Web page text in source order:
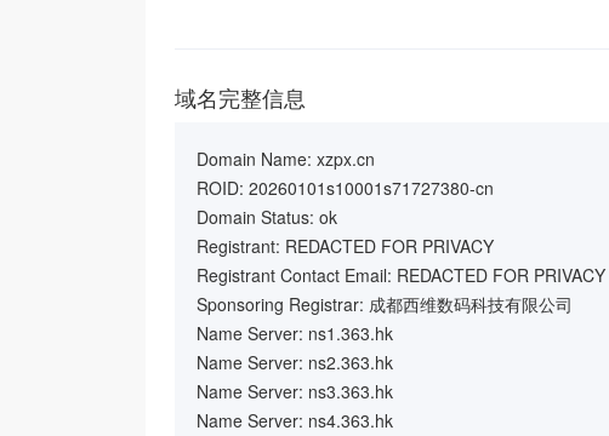
域名完整信息
Domain Name: xzpx.cn
ROID: 20260101s10001s71727380-cn
Domain Status: ok
Registrant: REDACTED FOR PRIVACY
Registrant Contact Email: REDACTED FOR PRIVACY
Sponsoring Registrar: 成都西维数码科技有限公司
Name Server: ns1.363.hk
Name Server: ns2.363.hk
Name Server: ns3.363.hk
Name Server: ns4.363.hk